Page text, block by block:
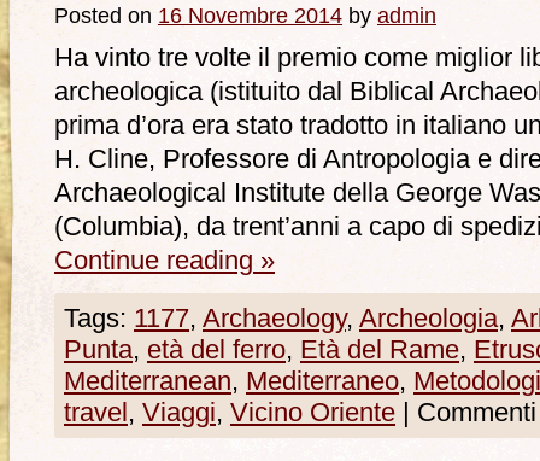
Posted on 16 Novembre 2014 by admin
Ha vinto tre volte il premio come miglior
archeologica (istituito dal Biblical
prima d’ora era stato tradotto in italiano
H. Cline, Professore di Antropologia e
Archaeological Institute della George
(Columbia), da trent’anni a capo di
Continue reading »
Tags: 1177, Archaeology, Archeologia,
Punta, età del ferro, Età del Rame,
Mediterranean, Mediterraneo,
travel , Viaggi, Vicino Oriente